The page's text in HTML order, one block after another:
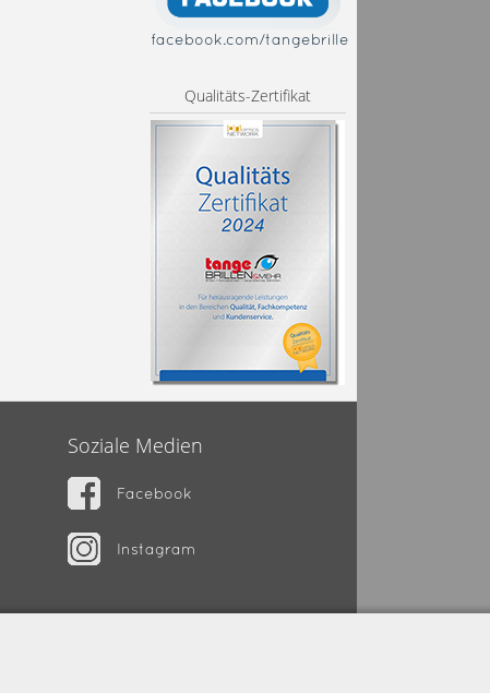
facebook.com/tangebrillen
Qualitäts-Zertifikat
Soziale Medien
Facebook
Instagram